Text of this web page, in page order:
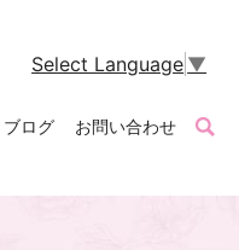
ブログ お問い合わせ
Select Language ▼